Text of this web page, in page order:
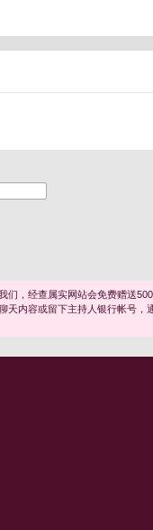
，经查属实网站会免费赠送
天内容或留下主持人银行帐号，